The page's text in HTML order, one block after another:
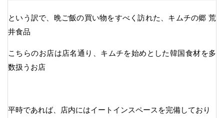
という訳で、晩ご飯の買い物をすべく訪れた、キムチの郷 荒
井食品
こちらのお店は店名通り、キムチを始めとした韓国食材を多
数扱うお店
平時であれば、店内にはイートインスペースを完備しており